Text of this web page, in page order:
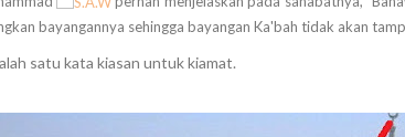
bayangannya sehingga bayangan Ka'bah tidak akan
satu kata kiasan untuk kiamat.